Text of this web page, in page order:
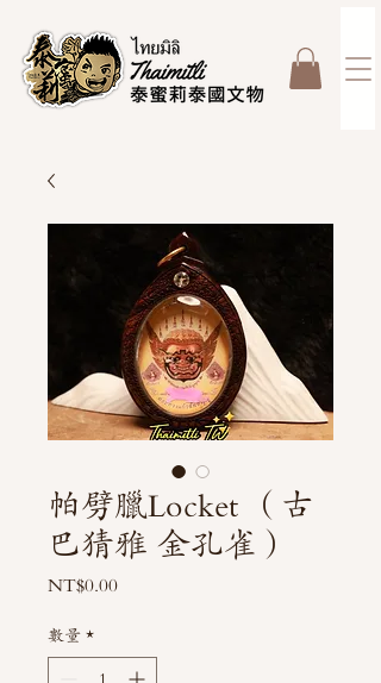
帕劈臘Locket （古
巴猜雅 金孔雀）
NT$0.00價
數量 *